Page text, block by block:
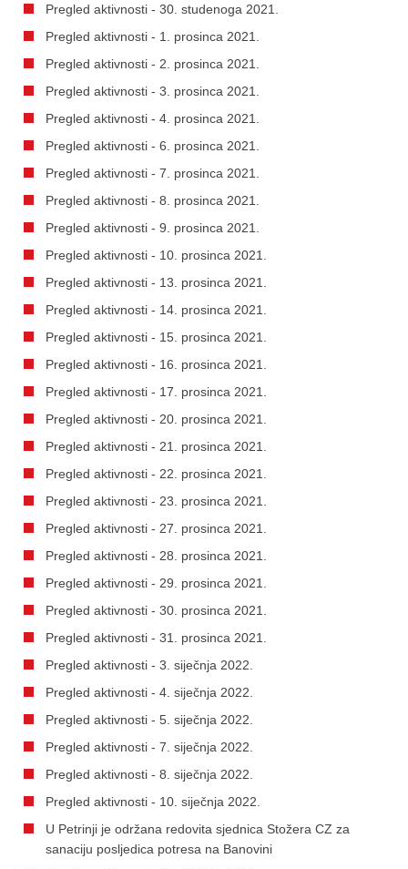
Pregled aktivnosti - 30. studenoga 2021.
Pregled aktivnosti - 1. prosinca 2021.
Pregled aktivnosti - 2. prosinca 2021.
Pregled aktivnosti - 3. prosinca 2021.
Pregled aktivnosti - 4. prosinca 2021.
Pregled aktivnosti - 6. prosinca 2021.
Pregled aktivnosti - 7. prosinca 2021.
Pregled aktivnosti - 8. prosinca 2021.
Pregled aktivnosti - 9. prosinca 2021.
Pregled aktivnosti - 10. prosinca 2021.
Pregled aktivnosti - 13. prosinca 2021.
Pregled aktivnosti - 14. prosinca 2021.
Pregled aktivnosti - 15. prosinca 2021.
Pregled aktivnosti - 16. prosinca 2021.
Pregled aktivnosti - 17. prosinca 2021.
Pregled aktivnosti - 20. prosinca 2021.
Pregled aktivnosti - 21. prosinca 2021.
Pregled aktivnosti - 22. prosinca 2021.
Pregled aktivnosti - 23. prosinca 2021.
Pregled aktivnosti - 27. prosinca 2021.
Pregled aktivnosti - 28. prosinca 2021.
Pregled aktivnosti - 29. prosinca 2021.
Pregled aktivnosti - 30. prosinca 2021.
Pregled aktivnosti - 31. prosinca 2021.
Pregled aktivnosti - 3. siječnja 2022.
Pregled aktivnosti - 4. siječnja 2022.
Pregled aktivnosti - 5. siječnja 2022.
Pregled aktivnosti - 7. siječnja 2022.
Pregled aktivnosti - 8. siječnja 2022.
Pregled aktivnosti - 10. siječnja 2022.
U Petrinji je održana redovita sjednica Stožera CZ za
sanaciju posljedica potresa na Banovini